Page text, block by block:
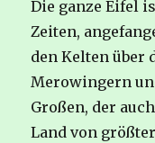
Die ganze Eifel
Zeiten,
den Kelten über
Merowingern
Großen, der
Land von